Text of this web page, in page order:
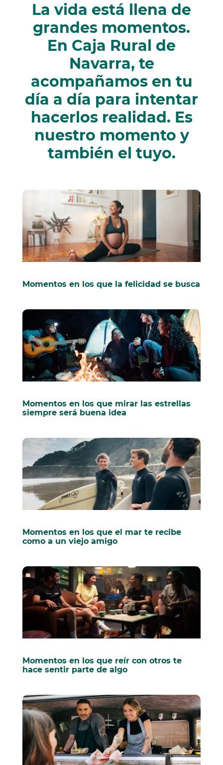
La vida está llena de
grandes momentos.
En Caja Rural de
Navarra, te
acompañamos en tu
día a día para intentar
hacerlos realidad. Es
nuestro momento y
también el tuyo.
Momentos en los que la felicidad se busca
Momentos en los que mirar las estrellas
siempre será buena idea
Momentos en los que el mar te recibe
como a un viejo amigo
Momentos en los que reír con otros te
hace sentir parte de algo